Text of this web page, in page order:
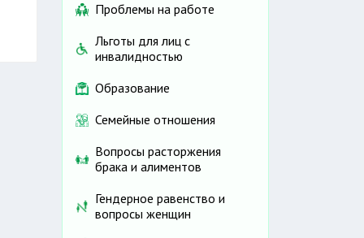
Проблемы на работе
Льготы для лиц с
инвалидностью
Образование
Семейные отношения
Вопросы расторжения
брака и алиментов
Гендерное равенство и
вопросы женщин